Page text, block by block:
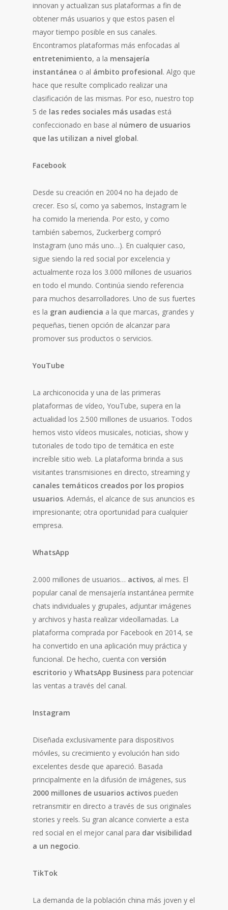
innovan y actualizan sus plataformas a fin de
obtener más usuarios y que estos pasen el
mayor tiempo posible en sus canales.
Encontramos plataformas más enfocadas al
entretenimiento, a la mensajería
instantánea o al ámbito profesional. Algo que
hace que resulte complicado realizar una
clasificación de las mismas. Por eso, nuestro top
5 de las redes sociales más usadas está
confeccionado en base al número de usuarios
que las utilizan a nivel global.
Facebook
Desde su creación en 2004 no ha dejado de
crecer. Eso sí, como ya sabemos, Instagram le
ha comido la merienda. Por esto, y como
también sabemos, Zuckerberg compró
Instagram (uno más uno…). En cualquier caso,
sigue siendo la red social por excelencia y
actualmente roza los 3.000 millones de usuarios
en todo el mundo. Continúa siendo referencia
para muchos desarrolladores. Uno de sus fuertes
es la gran audiencia a la que marcas, grandes y
pequeñas, tienen opción de alcanzar para
promover sus productos o servicios.
YouTube
La archiconocida y una de las primeras
plataformas de vídeo, YouTube, supera en la
actualidad los 2.500 millones de usuarios. Todos
hemos visto vídeos musicales, noticias, show y
tutoriales de todo tipo de temática en este
increíble sitio web. La plataforma brinda a sus
visitantes transmisiones en directo, streaming y
canales temáticos creados por los propios
usuarios. Además, el alcance de sus anuncios es
impresionante; otra oportunidad para cualquier
empresa.
WhatsApp
2.000 millones de usuarios… activos, al mes. El
popular canal de mensajería instantánea permite
chats individuales y grupales, adjuntar imágenes
y archivos y hasta realizar videollamadas. La
plataforma comprada por Facebook en 2014, se
ha convertido en una aplicación muy práctica y
funcional. De hecho, cuenta con versión
escritorio y WhatsApp Business para potenciar
las ventas a través del canal.
Instagram
Diseñada exclusivamente para dispositivos
móviles, su crecimiento y evolución han sido
excelentes desde que apareció. Basada
principalmente en la difusión de imágenes, sus
2000 millones de usuarios activos pueden
retransmitir en directo a través de sus originales
stories y reels. Su gran alcance convierte a esta
red social en el mejor canal para dar visibilidad
a un negocio.
TikTok
La demanda de la población china más joven y el